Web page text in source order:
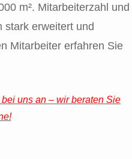
m². Mitarbeiterzahl und
stark erweitert und
Mitarbeiter erfahren Sie
uns an – wir beraten Sie